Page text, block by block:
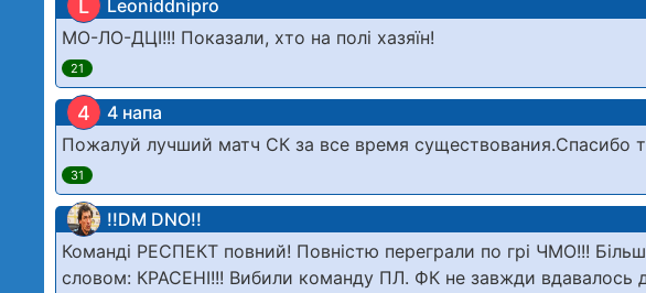
L Leoniddnipro
МО-ЛО-ДЦІ!!! Показали, хто на полі хазяїн!
21
4 4 напа
Пожалуй лучший матч СК за все время существования.Спасибо
31
!!DM DNO!!
Команді РЕСПЕКТ повний! Повністю переграли по грі ЧМО!!!
словом: КРАСЕНІ!!! Вибили команду ПЛ. ФК не завжди вдавалось